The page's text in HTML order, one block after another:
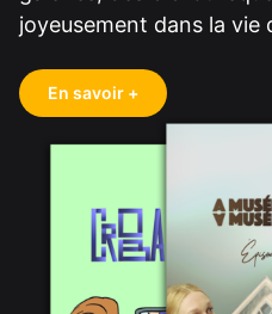
joyeusement dans la vie
En savoir +